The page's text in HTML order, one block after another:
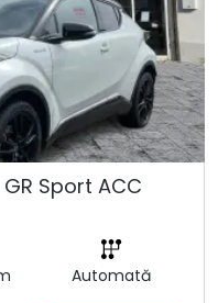
Sport ACC
Automată